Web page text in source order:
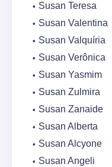
Susan Teresa
Susan Valentina
Susan Valquíria
Susan Verônica
Susan Yasmim
Susan Zulmira
Susan Zanaide
Susan Alberta
Susan Alcyone
Susan Angeli